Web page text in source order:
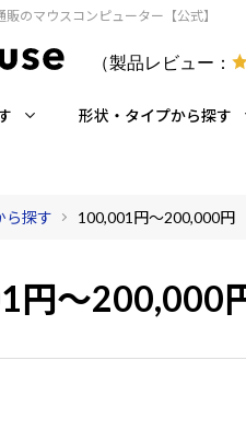
販のマウスコンピューター【公式】
（製品レビュー：
形状・タイプから探す
ら探す 100,001円～200,000円
円～200,000